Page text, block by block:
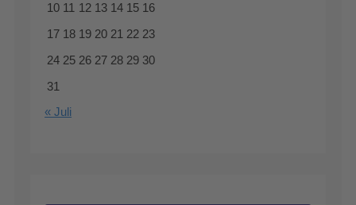
10 11 12 13 14 15 16
17 18 19 20 21 22 23
24 25 26 27 28 29 30
31
« Juli